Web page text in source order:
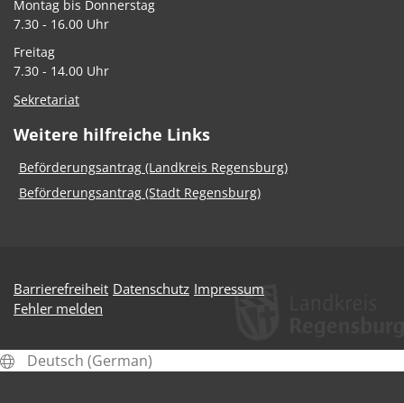
Montag bis Donnerstag
7.30 - 16.00 Uhr
Freitag
7.30 - 14.00 Uhr
Sekretariat
Weitere hilfreiche Links
Beförderungsantrag (Landkreis Regensburg)
Beförderungsantrag (Stadt Regensburg)
Barrierefreiheit Datenschutz Impressum
Fehler melden